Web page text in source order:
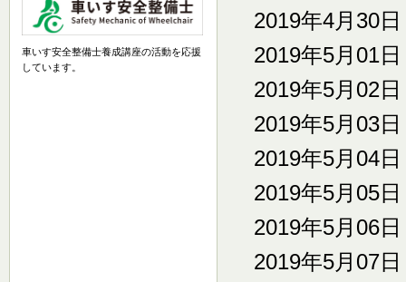
2019年4月30
2019年5月01
2019年5月02
2019年5月03
2019年5月04
2019年5月05
2019年5月06
2019年5月07
車いす安全整備士養成講座の活動を応援
しています。